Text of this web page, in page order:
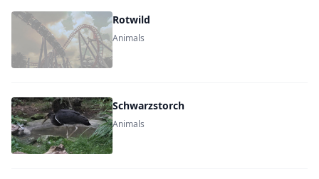
Rotwild
Animals
Schwarzstorch
Animals